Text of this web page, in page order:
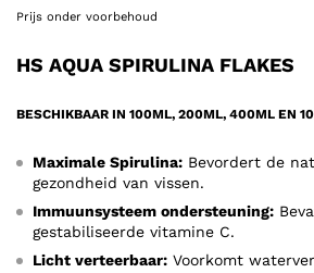
Prijs onder voorbehoud
HS AQUA SPIRULINA FLAKES
BESCHIKBAAR IN 100ML, 200ML, 400ML EN
Maximale Spirulina: Bevordert de
gezondheid van vissen.
Immuunsysteem ondersteuning:
gestabiliseerde vitamine C.
Licht verteerbaar: Voorkomt